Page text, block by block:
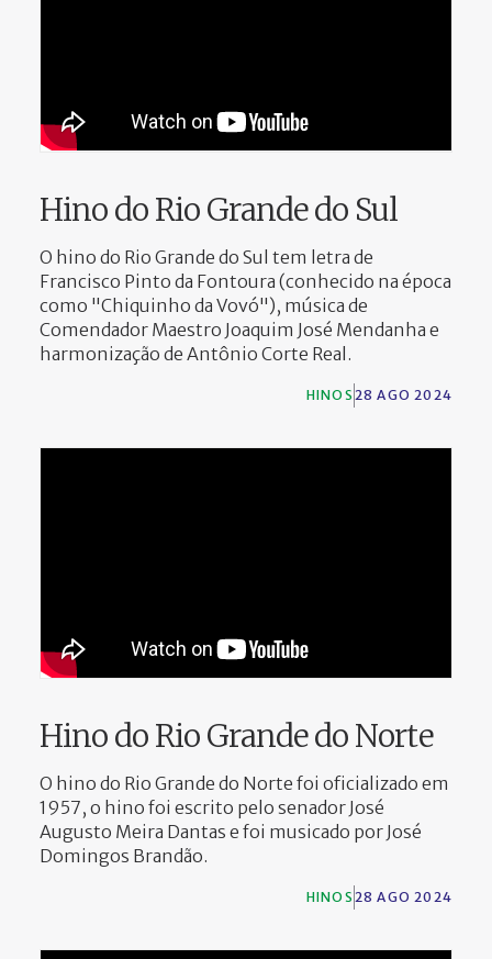
Hino do Rio Grande do Sul
O hino do Rio Grande do Sul tem letra de
Francisco Pinto da Fontoura (conhecido na época
como "Chiquinho da Vovó"), música de
Comendador Maestro Joaquim José Mendanha e
harmonização de Antônio Corte Real.
28 AGO 2024
HINOS
Hino do Rio Grande do Norte
O hino do Rio Grande do Norte foi oficializado em
1957, o hino foi escrito pelo senador José
Augusto Meira Dantas e foi musicado por José
Domingos Brandão.
28 AGO 2024
HINOS